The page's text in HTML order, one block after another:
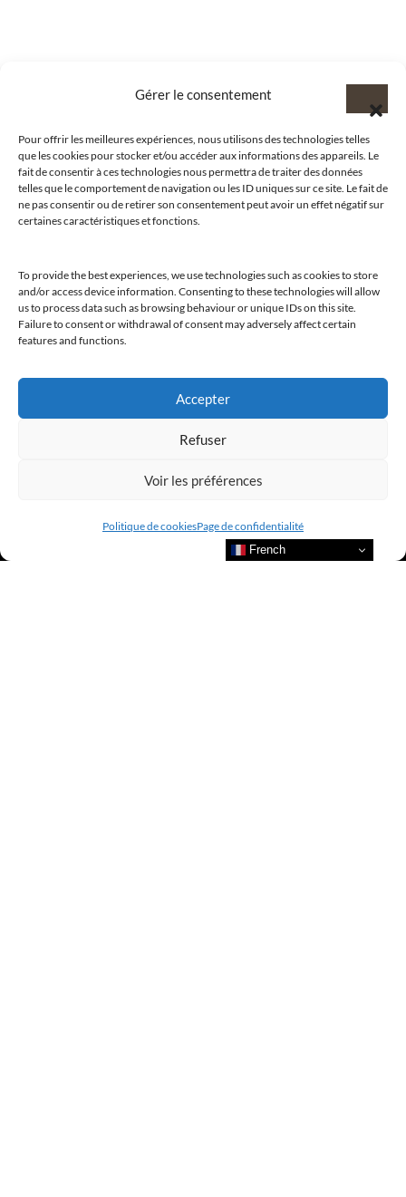
Gérer le consentement
Pour offrir les meilleures expériences, nous utilisons des technologies telles
que les cookies pour stocker et/ou accéder aux informations des appareils. Le
fait de consentir à ces technologies nous permettra de traiter des données
telles que le comportement de navigation ou les ID uniques sur ce site. Le fait de
ne pas consentir ou de retirer son consentement peut avoir un effet négatif sur
certaines caractéristiques et fonctions.
To provide the best experiences, we use technologies such as cookies to store
and/or access device information. Consenting to these technologies will allow
us to process data such as browsing behaviour or unique IDs on this site.
Failure to consent or withdrawal of consent may adversely affect certain
features and functions.
Accepter
Refuser
Voir les préférences
Politique de cookiesPage de confidentialité
@clubamilcar
French